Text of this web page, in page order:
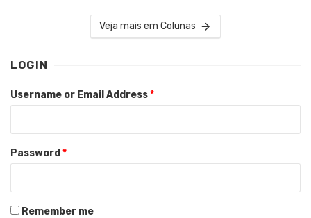
Veja mais em Colunas
LOGIN
Username or Email Address*
Password *
Remember me